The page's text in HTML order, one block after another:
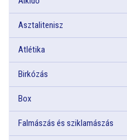
Asztalitenisz
Atlétika
Birkózás
Box
Falmászás és sziklamászás